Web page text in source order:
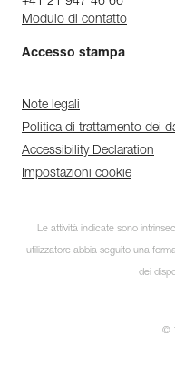
Modulo di contatto
Accesso stampa
Note legali
Politica di trattamento dei
Accessibility Declaration
Impostazioni cookie
Le attività indicate sono
utilizzatore abbia seguito una
dei
©